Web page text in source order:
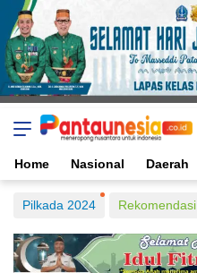
Home Nasional Daerah
Pilkada 2024 Rekomendasi